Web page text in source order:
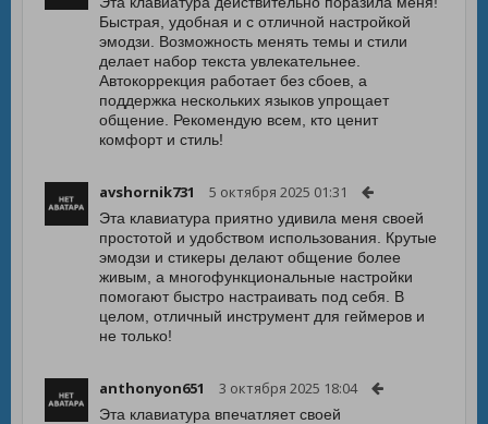
Быстрая, удобная и с отличной настройкой
эмодзи. Возможность менять темы и стили
делает набор текста увлекательнее.
Автокоррекция работает без сбоев, а
поддержка нескольких языков упрощает
общение. Рекомендую всем, кто ценит
комфорт и стиль!
avshornik731 5 октября 2025 01:31
Эта клавиатура приятно удивила меня своей
простотой и удобством использования. Крутые
эмодзи и стикеры делают общение более
живым, а многофункциональные настройки
помогают быстро настраивать под себя. В
целом, отличный инструмент для геймеров и
не только!
anthonyon651 3 октября 2025 18:04
Эта клавиатура впечатляет своей